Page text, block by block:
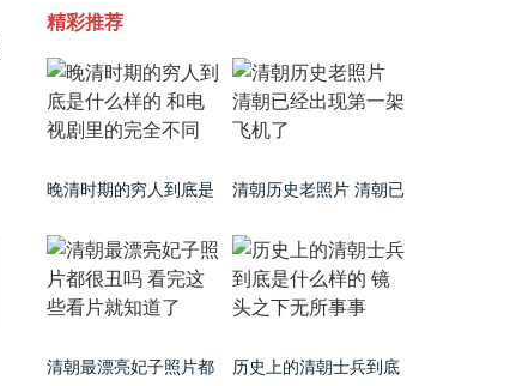
精彩推荐
晚清时期的穷人到底是
完全不同
清朝历史老照片 清朝已
清朝最漂亮妃子照片都
历史上的清朝士兵到底